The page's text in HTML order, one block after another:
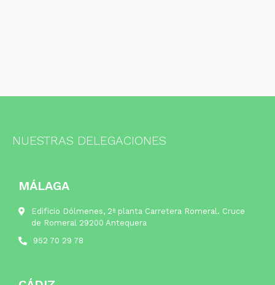
NUESTRAS DELEGACIONES
MÁLAGA
Edificio Dólmenes, 2ª planta Carretera Romeral. Cruce
de Romeral 29200 Antequera
952 70 29 78